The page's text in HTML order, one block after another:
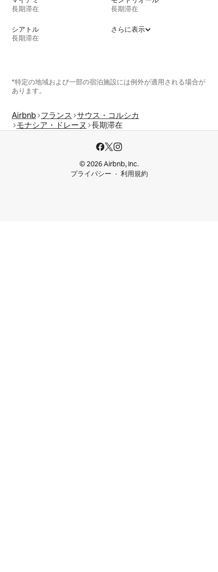
長期滞在
長期滞在
シアトル
長期滞在
さらに表示
*特定の地域および一部の宿泊施設には例外が適用される場合が
あります。
Airbnb フランス サウス・コルシカ
モナシア・ドレーヌ
長期滞在
© 2026 Airbnb, Inc.
プライバシー
利用規約